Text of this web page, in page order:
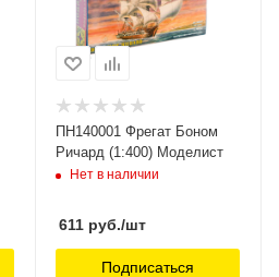
ПН140001 Фрегат Боном
Ричард (1:400) Моделист
Нет в наличии
611руб./шт
Подписаться